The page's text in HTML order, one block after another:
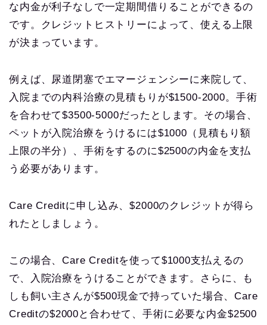
な内金が利子なしで一定期間借りることができるの
です。クレジットヒストリーによって、使える上限
が決まっています。
例えば、尿道閉塞でエマージェンシーに来院して、
入院までの内科治療の見積もりが$1500-2000。手術
を合わせて$3500-5000だったとします。その場合、
ペットが入院治療をうけるには$1000（見積もり額
上限の半分）、手術をするのに$2500の内金を支払
う必要があります。
Care Creditに申し込み、$2000のクレジットが得ら
れたとしましょう。
この場合、Care Creditを使って$1000支払えるの
で、入院治療をうけることができます。さらに、も
しも飼い主さんが$500現金で持っていた場合、Care
Creditの$2000と合わせて、手術に必要な内金$2500